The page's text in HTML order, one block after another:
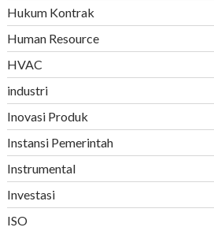
Hukum Kontrak
Human Resource
HVAC
industri
Inovasi Produk
Instansi Pemerintah
Instrumental
Investasi
ISO